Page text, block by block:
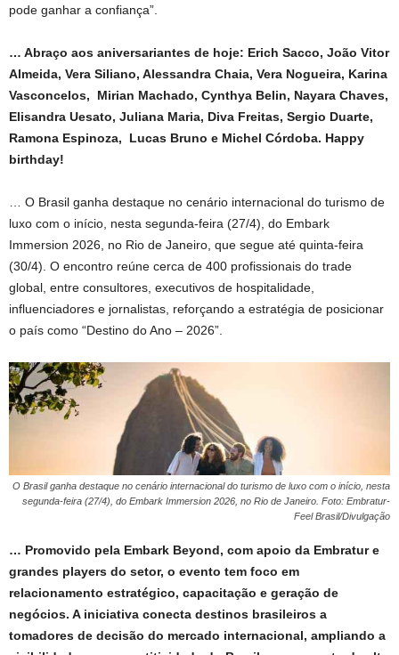
pode ganhar a confiança”.
… Abraço aos aniversariantes de hoje: Erich Sacco, João Vitor
Almeida, Vera Siliano, Alessandra Chaia, Vera Nogueira, Karina
Vasconcelos, Mirian Machado, Cynthya Belin, Nayara Chaves,
Elisandra Uesato, Juliana Maria, Diva Freitas, Sergio Duarte,
Ramona Espinoza, Lucas Bruno e Michel Córdoba. Happy
birthday!
… O Brasil ganha destaque no cenário internacional do turismo de
luxo com o início, nesta segunda-feira (27/4), do Embark
Immersion 2026, no Rio de Janeiro, que segue até quinta-feira
(30/4). O encontro reúne cerca de 400 profissionais do trade
global, entre consultores, executivos de hospitalidade,
influenciadores e jornalistas, reforçando a estratégia de posicionar
o país como “Destino do Ano – 2026”.
O Brasil ganha destaque no cenário internacional do turismo de luxo com o início, nesta
segunda-feira (27/4), do Embark Immersion 2026, no Rio de Janeiro. Foto: Embratur-
Feel Brasil/Divulgação
… Promovido pela Embark Beyond, com apoio da Embratur e
grandes players do setor, o evento tem foco em
relacionamento estratégico, capacitação e geração de
negócios. A iniciativa conecta destinos brasileiros a
tomadores de decisão do mercado internacional, ampliando a